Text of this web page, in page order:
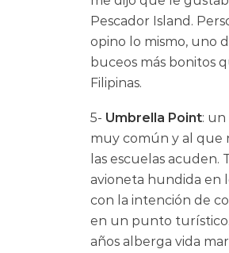
Pescador Island.
opino lo mismo, uno
buceos más bonitos
Filipinas.
5- Umbrella Point:
muy común y al que
las escuelas acuden.
avioneta hundida en
con la intención de
en un punto
años alberga vida